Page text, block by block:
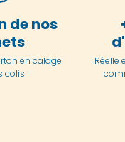
de nos
en calage
colis
Réelle